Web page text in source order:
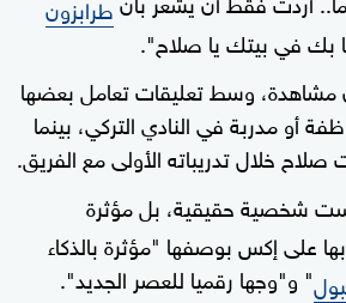
طرابزون
بك في بيتك يا صلاح".
مشاهدة، وسط تعليقات تعامل بعضها
أو مدربة في النادي التركي، بينما
صلاح خلال تدريباته الأولى مع الفريق.
شخصية حقيقية، بل مؤثرة
على إكس بوصفها "مؤثرة بالذكاء
" و"وجها رقميا للعصر الجديد".